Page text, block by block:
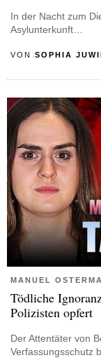
In der Nacht zum
Asylunterkunft…
VON SOPHIA
MANUEL
Tödliche
Polizisten opfert
Der Attentäter von
Verfassungsschutz